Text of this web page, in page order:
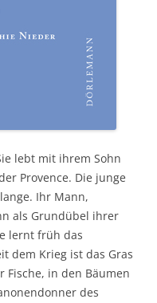
lebt mit ihrem Sohn
Provence. Die junge
Ihr Mann,
als Grundübel ihrer
lernt früh das
dem Krieg ist das Gras
Fische, in den Bäumen
des